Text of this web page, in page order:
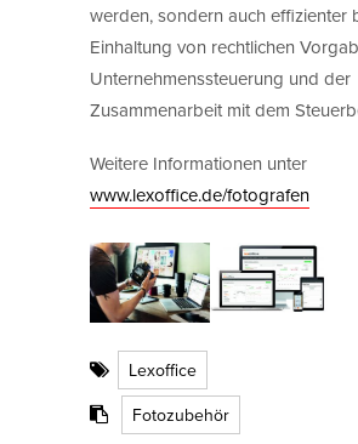
werden, sondern auch effizienter
Einhaltung von rechtlichen
Unternehmenssteuerung und der
Zusammenarbeit mit dem
Weitere Informationen unter
www.lexoffice.de/fotografen
Lexoffice
Fotozubehör